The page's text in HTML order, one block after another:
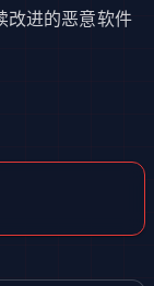
改进的恶意软件